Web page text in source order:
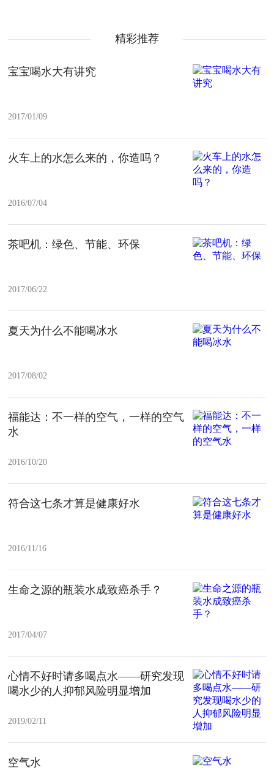
精彩推荐
宝宝喝水大有讲究
2017/01/09
火车上的水怎么来的，你造吗？
2016/07/04
茶吧机：绿色、节能、环保
2017/06/22
夏天为什么不能喝冰水
2017/08/02
福能达：不一样的空气，一样的空气
水
2016/10/20
符合这七条才算是健康好水
2016/11/16
生命之源的瓶装水成致癌杀手？
2017/04/07
心情不好时请多喝点水——研究发现
喝水少的人抑郁风险明显增加
2019/02/11
空气水